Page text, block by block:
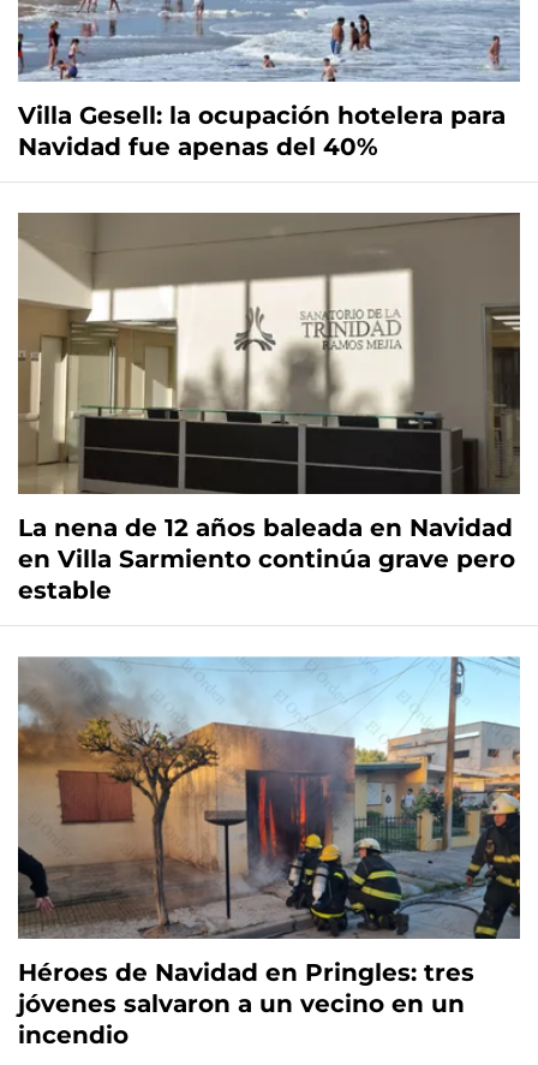
Villa Gesell: la ocupación hotelera para
Navidad fue apenas del 40%
La nena de 12 años baleada en Navidad
en Villa Sarmiento continúa grave pero
estable
Héroes de Navidad en Pringles: tres
jóvenes salvaron a un vecino en un
incendio